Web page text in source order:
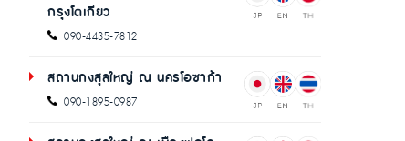
กรุงโตเกียว
090-4435-7812
สถานกงสุลใหญ่ ณ นครโอซาก้า
090-1895-0987